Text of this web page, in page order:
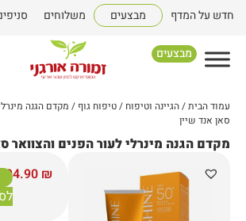
חדש על המדף מבצעים משלוחים
מבצעים
עמוד הבית/הגיינה וטיפוח /טיפוח גוף/ מקדם הגנה
סאן אנד שיין
מקדם הגנה מינרלי לעור הפנים והצוואר
94.90 ₪